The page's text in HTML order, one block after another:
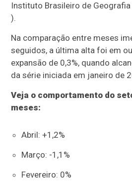
Instituto Brasileiro de
).
Na comparação entre meses
seguidos, a última alta foi em
expansão de 0,3%, quando
da série iniciada em janeiro de
Veja o comportamento do
meses:
Abril: +1,2%
Março: -1,1%
Fevereiro: 0%